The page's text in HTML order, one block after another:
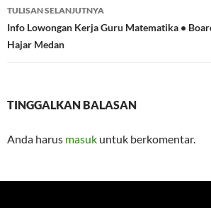
TULISAN SELANJUTNYA
Info Lowongan Kerja Guru Matematika •
Hajar Medan
TINGGALKAN BALASAN
Anda harus masuk untuk berkomentar.